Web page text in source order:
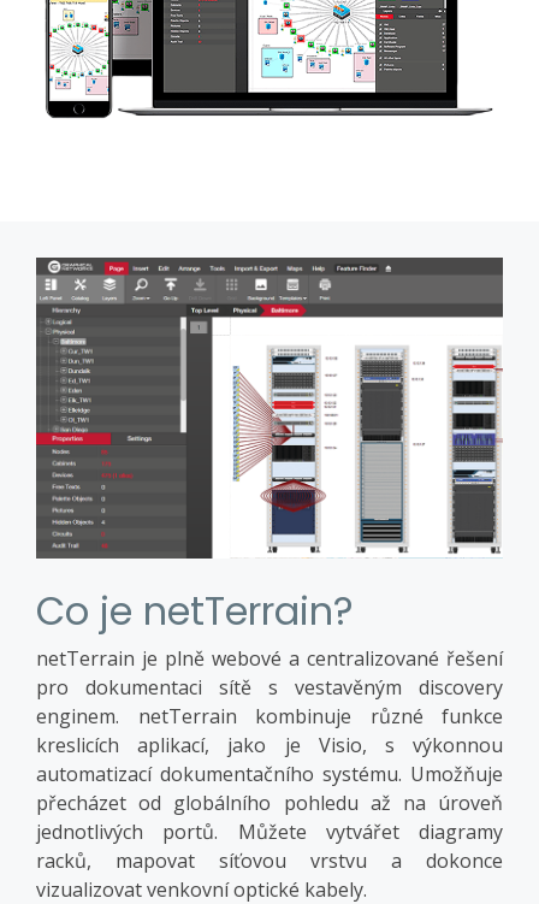
Co je netTerrain?
netTerrain je plně webové a centralizované řešení
pro dokumentaci sítě s vestavěným discovery
enginem. netTerrain kombinuje různé funkce
kreslicích aplikací, jako je Visio, s výkonnou
automatizací dokumentačního systému. Umožňuje
přecházet od globálního pohledu až na úroveň
jednotlivých portů. Můžete vytvářet diagramy
racků, mapovat síťovou vrstvu a dokonce
vizualizovat venkovní optické kabely.